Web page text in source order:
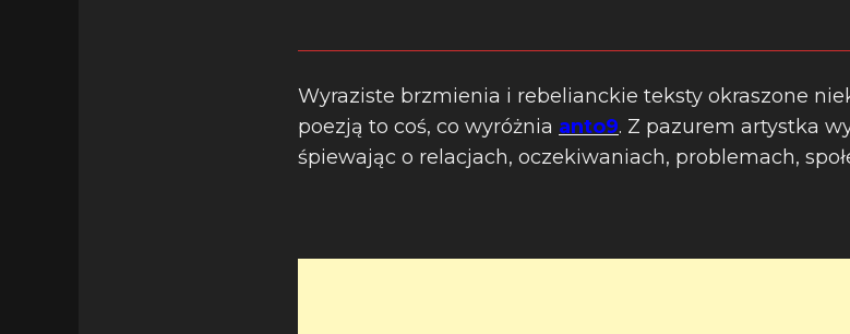
Wyraziste brzmienia i rebelianckie teksty okraszone
poezją to coś, co wyróżnia anto9. Z pazurem artystka
śpiewając o relacjach, oczekiwaniach, problemach,